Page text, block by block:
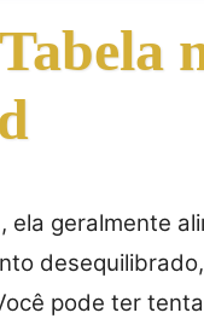
geralmente
pode ter